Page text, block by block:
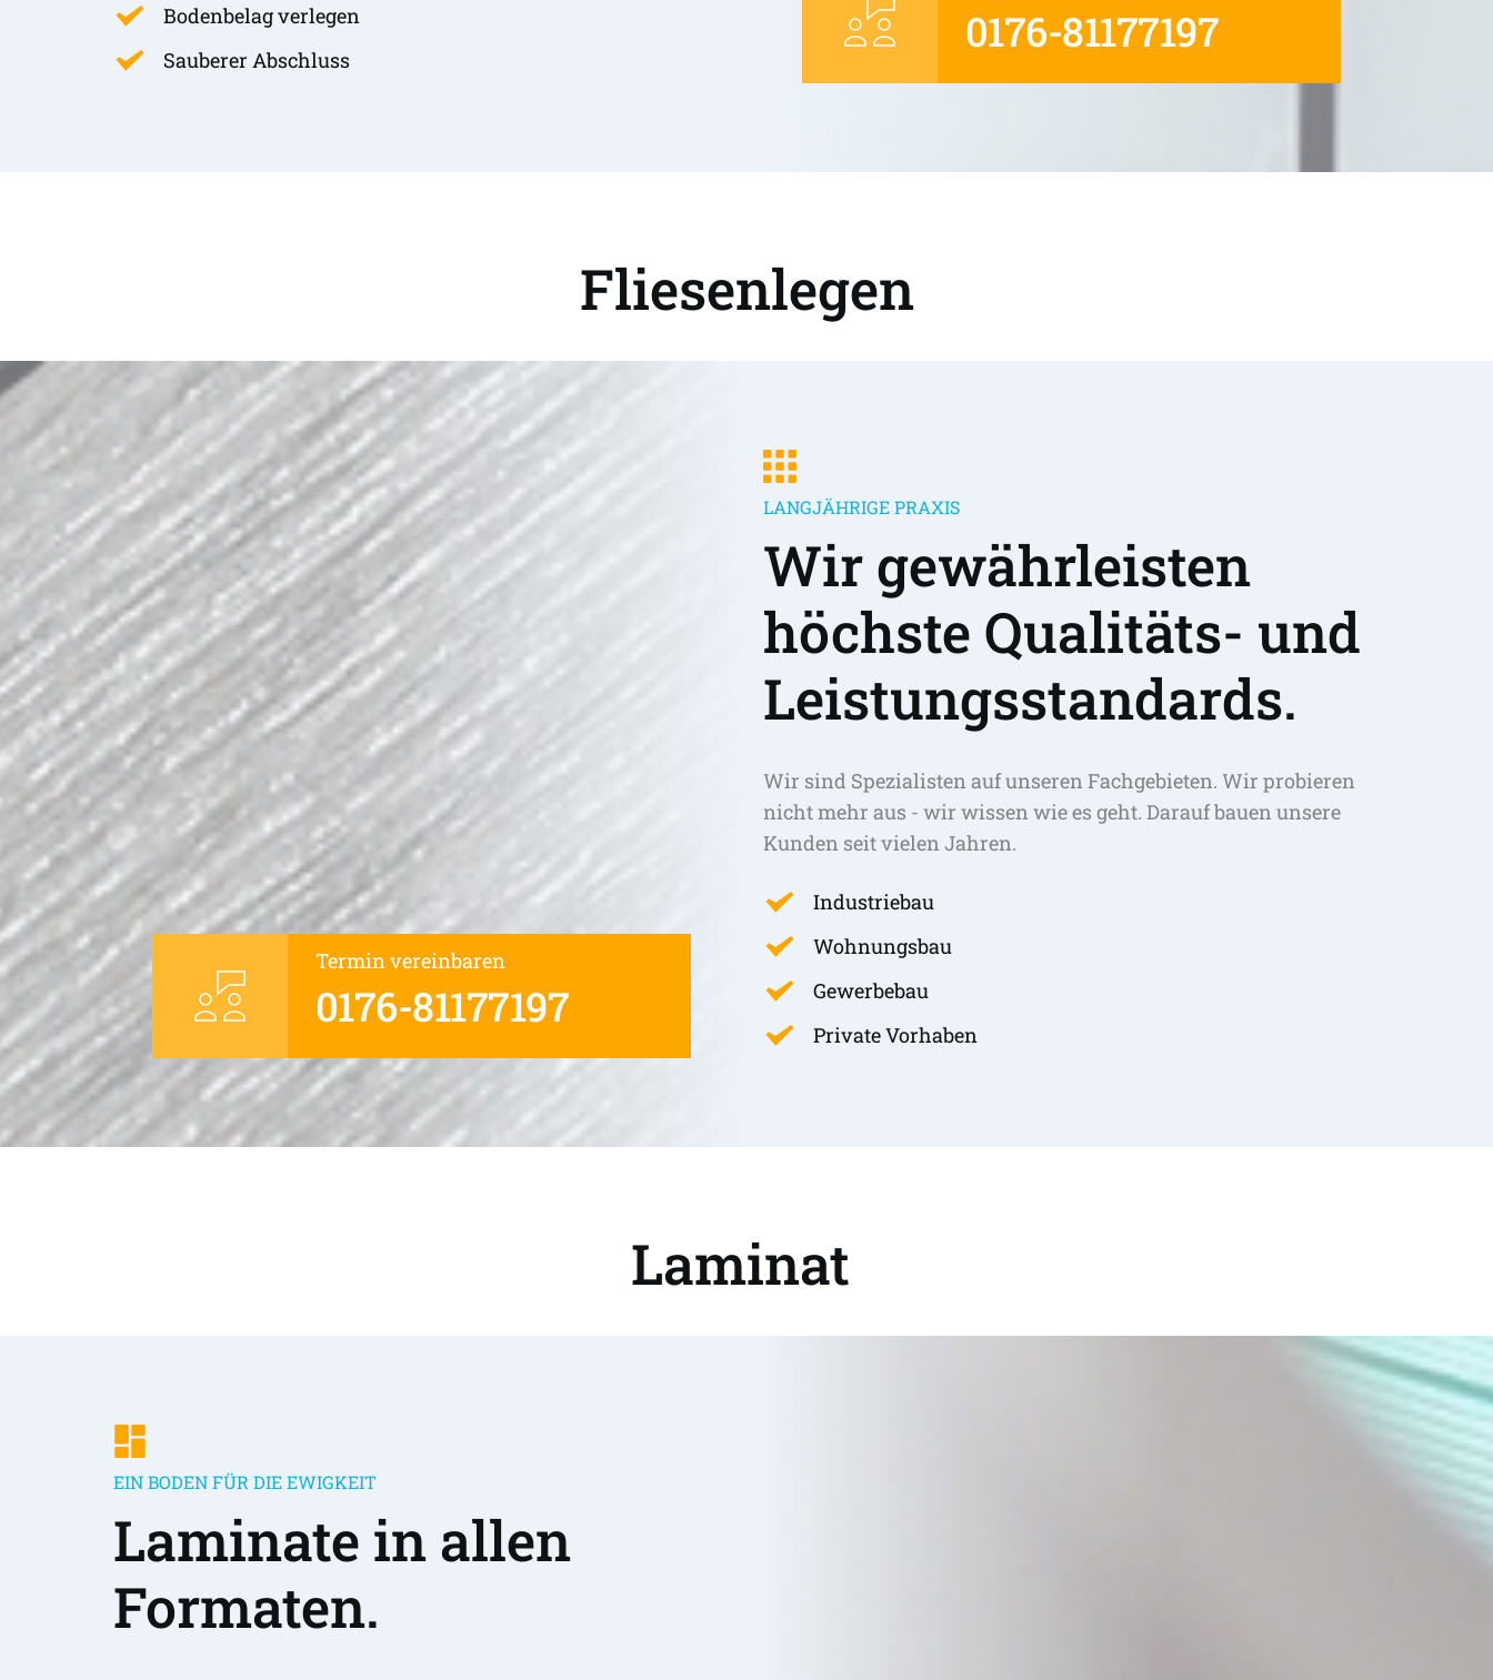
Bodenbelag verlegen
Sauberer Abschluss
0176-81177197
Fliesenlegen
Termin vereinbaren
0176-81177197
LANGJÄHRIGE PRAXIS
Wir gewährleisten
höchste Qualitäts- und
Leistungsstandards.
Wir sind Spezialisten auf unseren Fachgebieten. Wir probieren
nicht mehr aus - wir wissen wie es geht. Darauf bauen unsere
Kunden seit vielen Jahren.
Industriebau
Wohnungsbau
Gewerbebau
Private Vorhaben
Laminat
EIN BODEN FÜR DIE EWIGKEIT
Laminate in allen
Formaten.